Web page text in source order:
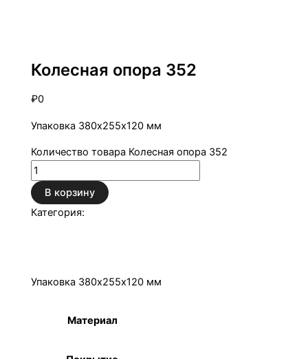
Колесная опора 352
₽0
Упаковка 380х255х120 мм
Количество товара Колесная опора 352
В корзину
Категория:
Упаковка 380х255х120 мм
Материал